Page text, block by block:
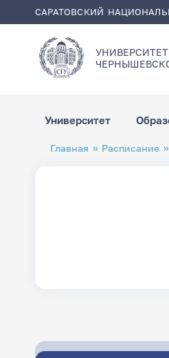
САРАТОВСКИЙ
УНИВЕРСИТЕТ
Университет
Строка
навигации
Главная Расписание